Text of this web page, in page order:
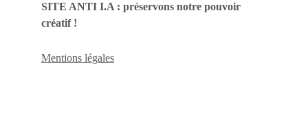
SITE ANTI I.A : préservons notre pouvoir
créatif !
Mentions légales